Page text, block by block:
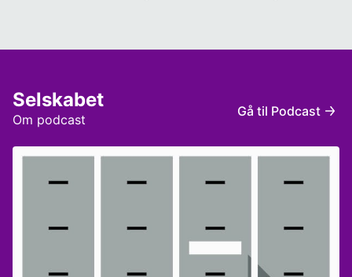
sortsynet? Har Kina toppet i sit væksteventyr? Det ser
verden, og om Kina fortsat er attraktiv for danske
virksomheder. Gæster: Amy Yuan Zhuang, ledende
chefanalytiker i Danske Bank med fokus på Kina.
Radio4.
Om podcast
Selskabet Gå til Podcast